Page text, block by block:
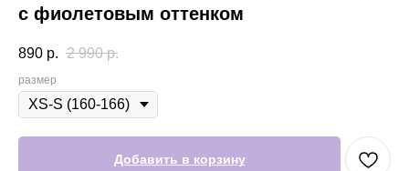
с фиолетовым оттенком
890 р. 2 990 р.
размер
Добавить в корзину